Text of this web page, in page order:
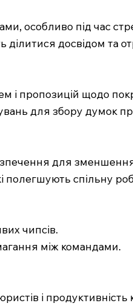
особливо під час
ділитися досвідом та
і пропозицій щодо
для збору думок
для зменшення
спільну
чипсів.
між командами.
і